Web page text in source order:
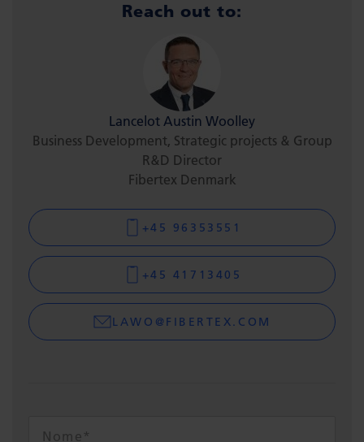
Reach out to:
Lancelot Austin Woolley
Business Development, Strategic projects & Group
R&D Director
Fibertex Denmark
+45 96353551
+45 41713405
LAWO@FIBERTEX.COM